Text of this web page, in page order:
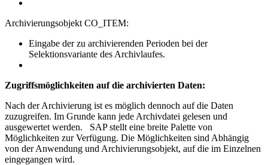
Archivierungsobjekt CO_ITEM:
Eingabe der zu archivierenden Perioden bei der
Selektionsvariante des Archivlaufes.
Zugriffsmöglichkeiten auf die archivierten Daten:
Nach der Archivierung ist es möglich dennoch auf die Daten
zuzugreifen. Im Grunde kann jede Archivdatei gelesen und
ausgewertet werden. SAP stellt eine breite Palette von
Möglichkeiten zur Verfügung. Die Möglichkeiten sind Abhängig
von der Anwendung und Archivierungsobjekt, auf die im Einzelnen
eingegangen wird.